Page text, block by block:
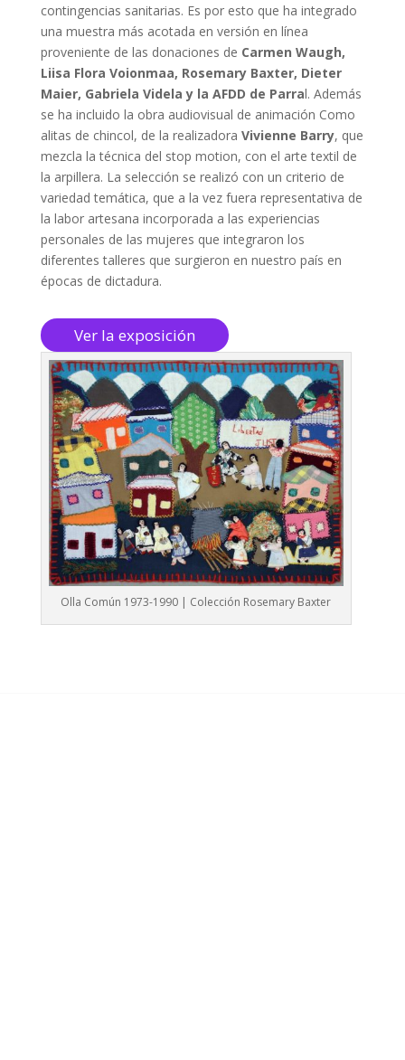
contingencias sanitarias. Es por esto que ha integrado
una muestra más acotada en versión en línea
proveniente de las donaciones de Carmen Waugh,
Liisa Flora Voionmaa, Rosemary Baxter, Dieter
Maier, Gabriela Videla y la AFDD de Parral. Además
se ha incluido la obra audiovisual de animación Como
alitas de chincol, de la realizadora Vivienne Barry, que
mezcla la técnica del stop motion, con el arte textil de
la arpillera. La selección se realizó con un criterio de
variedad temática, que a la vez fuera representativa de
la labor artesana incorporada a las experiencias
personales de las mujeres que integraron los
diferentes talleres que surgieron en nuestro país en
épocas de dictadura.
Ver la exposición
Olla Común 1973-1990 | Colección Rosemary Baxter